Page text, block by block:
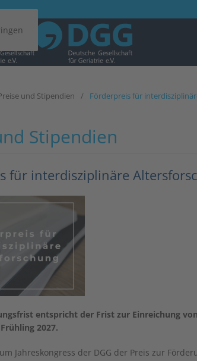
und Stipendien Förderpreis für
Stipendien
für interdisziplinäre
entspricht der Frist zur Einreichung
2027.
Jahreskongress der DGG der Preis zur